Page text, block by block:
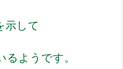
して
ようです。